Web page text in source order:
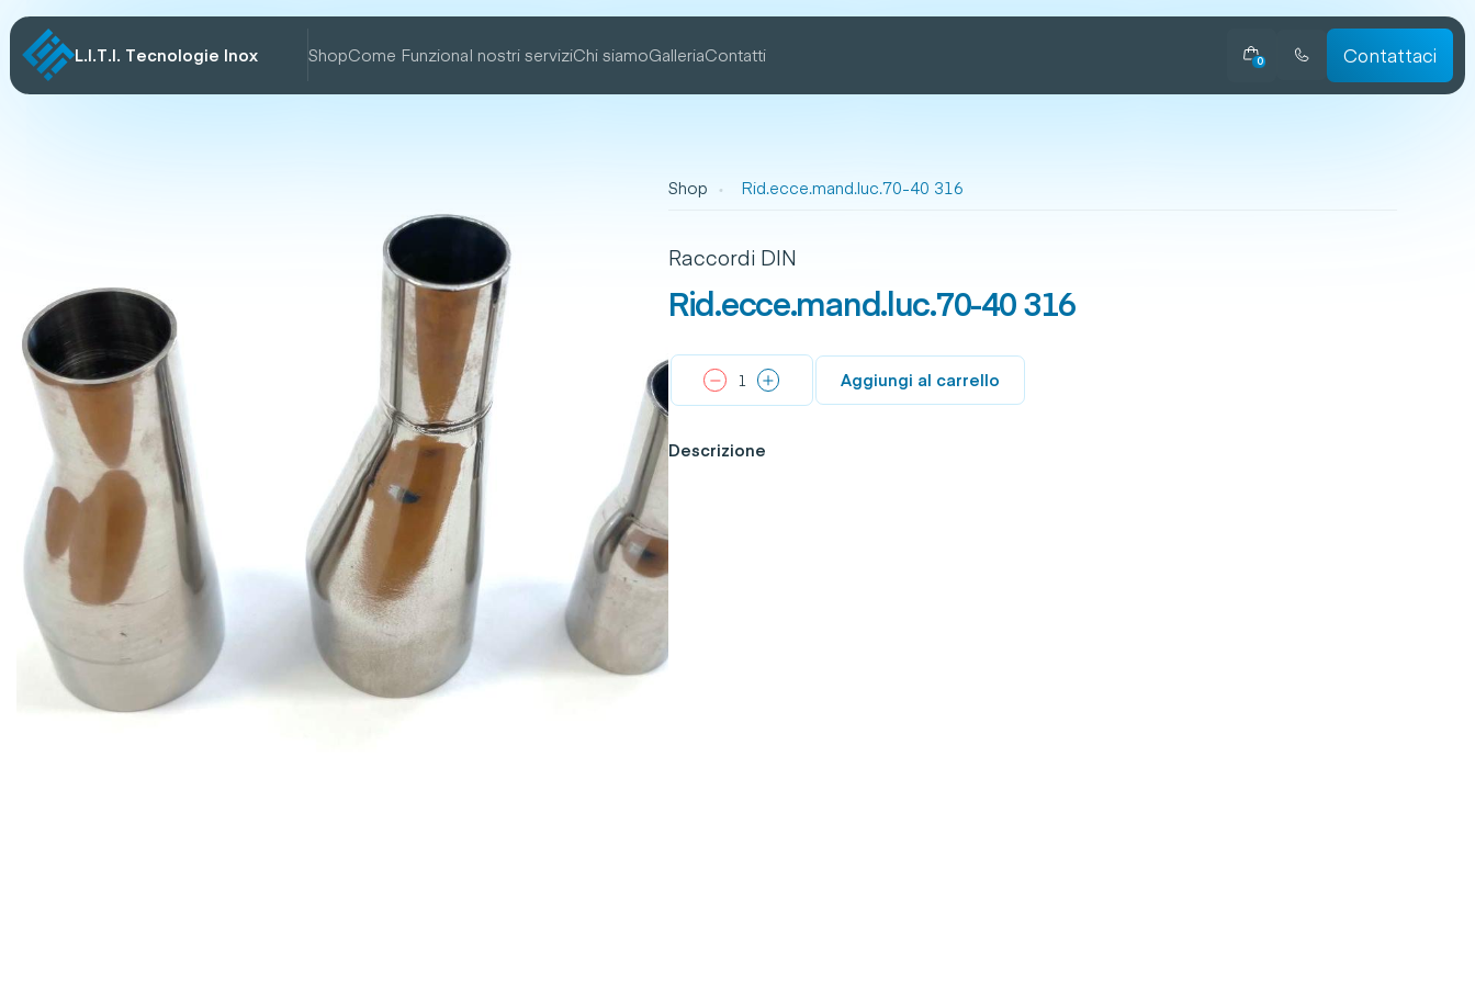
L.I.T.I. Tecnologie Inox ShopCome FunzionaI nostri serviziChi siamoGalleriaContatti 0 Contattaci
Shop Rid.ecce.mand.luc.70-40 316
Raccordi DIN
Rid.ecce.mand.luc.70-40 316
Aggiungi al carrello
Descrizione